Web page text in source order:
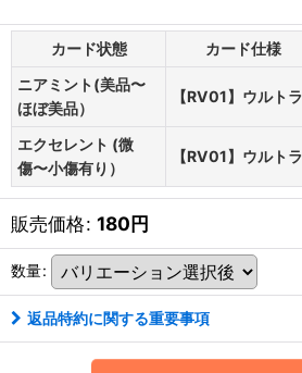
カード状態 カード仕様
ニアミント(美品〜
ほぼ美品）
【RV01】ウルトラ
エクセレント (微
傷〜小傷有り）
【RV01】ウルトラ
販売価格: 180円
数量:
返品特約に関する重要事項